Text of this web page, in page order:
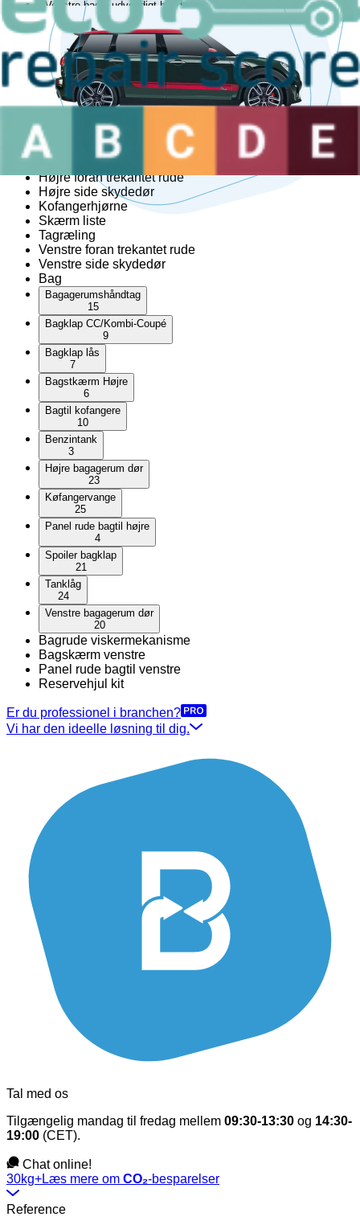
Venstre bagtil udvendigt håndtag
Venstre fortil lås
17
Venstre fortil skærm liste
1
Venstre fortil udvendigt håndtag
9
Venstre sidekjole
Cabriolet top
Hardtop
Højre foran trekantet rude
Højre side skydedør
Kofangerhjørne
Skærm liste
Tagræling
Venstre foran trekantet rude
Venstre side skydedør
Bag
Bagagerumshåndtag
15
Bagklap CC/Kombi-Coupé
9
Bagklap lås
7
Bagstkærm Højre
6
Bagtil kofangere
10
Benzintank
3
Højre bagagerum dør
23
Køfangervange
25
Panel rude bagtil højre
4
Spoiler bagklap
21
Tanklåg
24
Venstre bagagerum dør
20
Bagrude viskermekanisme
Bagskærm venstre
Panel rude bagtil venstre
Reservehjul kit
Er du professionel i branchen?
Vi har den ideelle løsning til dig.
Tal med os
Tilgængelig mandag til fredag mellem 09:30-13:30 og 14:30-
19:00 (CET).
Chat online!
30kg+Læs mere om CO₂-besparelser
Reference